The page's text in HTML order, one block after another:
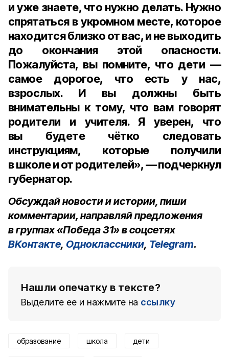
и уже знаете, что нужно делать. Нужно
спрятаться в укромном месте, которое
находится близко от вас, и не выходить
до окончания этой опасности.
Пожалуйста, вы помните, что дети —
самое дорогое, что есть у нас,
взрослых. И вы должны быть
внимательны к тому, что вам говорят
родители и учителя. Я уверен, что
вы будете чётко следовать
инструкциям, которые получили
в школе и от родителей», — подчеркнул
губернатор.
Обсуждай новости и истории, пиши
комментарии, направляй предложения
в группах «Победа 31» в соцсетях
ВКонтакте, Одноклассники, Telegram.
Нашли опечатку в тексте?
Выделите ее и нажмите на ссылку
образование школа дети